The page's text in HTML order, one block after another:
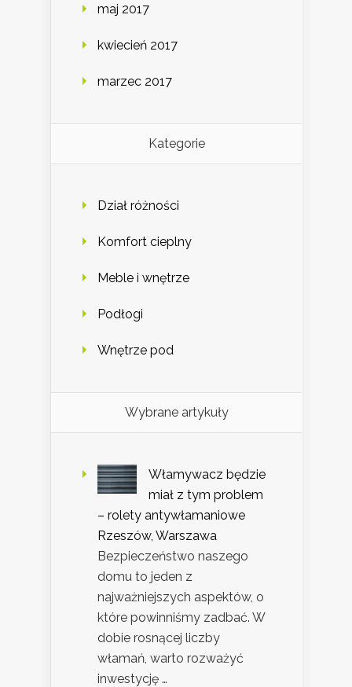
maj 2017
kwiecień 2017
marzec 2017
Kategorie
Dział różności
Komfort cieplny
Meble i wnętrze
Podłogi
Wnętrze pod
Wybrane artykuły
Włamywacz będzie
miał z tym problem
– rolety antywłamaniowe
Rzeszów, Warszawa
Bezpieczeństwo naszego
domu to jeden z
najważniejszych aspektów, o
które powinniśmy zadbać. W
dobie rosnącej liczby
włamań, warto rozważyć
inwestycję …